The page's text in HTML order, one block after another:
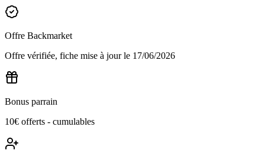
Offre Backmarket
Offre vérifiée, fiche mise à jour le 17/06/2026
Bonus parrain
10€ offerts - cumulables